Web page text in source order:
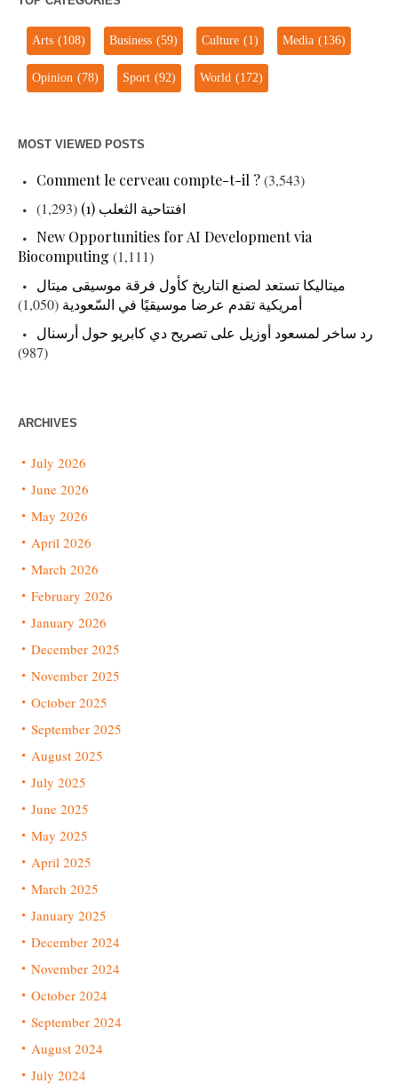
Arts(108) Business(59) Culture(1) Media(136)
Opinion(78) Sport(92) World(172)
MOST VIEWED POSTS
Comment le cerveau compte-t-il ?(3,543)
افتتاحية الثعلب (1)
(1,293)
New Opportunities for AI Development via
Biocomputing (1,111)
ميتاليكا تستعد لصنع التاريخ كأول فرقة موسيقى ميتال
أمريكية تقدم عرضا موسيقيًا في السّعودية (1,050)
رد ساخر لمسعود أوزيل على تصريح دي كابريو حول أرسنال
(987)
ARCHIVES
July 2026
June 2026
May 2026
April 2026
March 2026
February 2026
January 2026
December 2025
November 2025
October 2025
September 2025
August 2025
July 2025
June 2025
May 2025
April 2025
March 2025
January 2025
December 2024
November 2024
October 2024
September 2024
August 2024
July 2024